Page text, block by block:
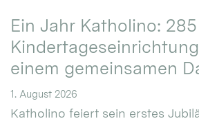
Ein Jahr Katholino: 285
einem gemeinsamen
1. August 2026
Katholino feiert sein erstes